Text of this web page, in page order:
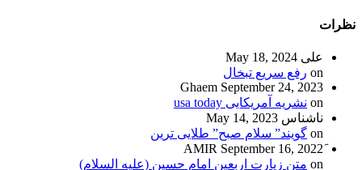
نظرات
علی May 18, 2024
on رفع سریع تبخال
Ghaem September 24, 2023
on نشریه آمریکایی usa today
ناشناس May 14, 2023
on گویند” سلام صبح” طلایی ترین
September 16, 2022
on متن زیارت اربعین امام حسین (علیه السلام)